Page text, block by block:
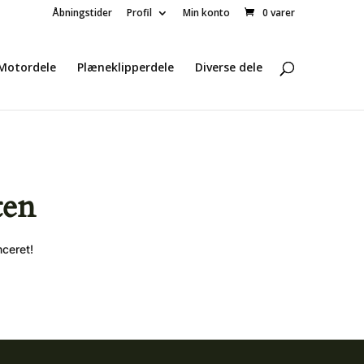
Åbningstider Profil Min konto 0 varer
Plæneklipperdele Diverse dele